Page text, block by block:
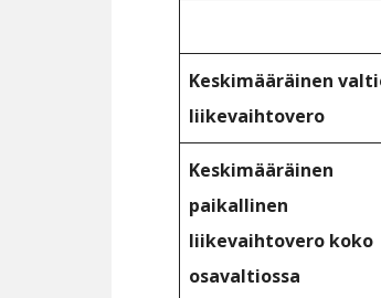
Keskimääräinen
liikevaihtovero
Keskimääräinen
paikallinen
liikevaihtovero koko
osavaltiossa